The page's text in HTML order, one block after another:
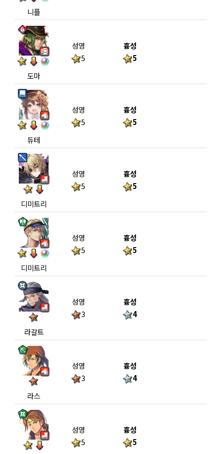
니플
도마
성영
5
흉성
5
듀테
성영
5
흉성
5
디미트리
성영
5
흉성
5
디미트리
성영
5
흉성
5
라갈트
성영
3
흉성
4
라스
성영
3
흉성
4
성영
5
흉성
5